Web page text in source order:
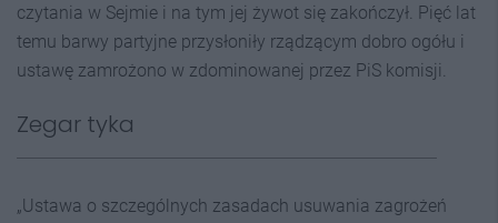
czytania w Sejmie i na tym jej żywot się zakończył. Pięć lat
temu barwy partyjne przysłoniły rządzącym dobro ogółu i
ustawę zamrożono w zdominowanej przez PiS komisji.
Zegar tyka
„Ustawa o szczególnych zasadach usuwania zagrożeń